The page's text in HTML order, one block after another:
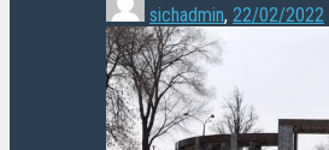
sichadmin, 22/02/2022